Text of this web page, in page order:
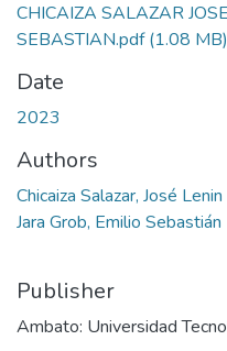
CHICAIZA SALAZAR
SEBASTIAN.pdf(1.08 MB)
Date
2023
Authors
Chicaiza Salazar, José Lenin
Jara Grob, Emilio Sebastián
Publisher
Ambato: Universidad